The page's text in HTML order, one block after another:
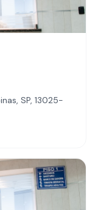
SP, 13025-